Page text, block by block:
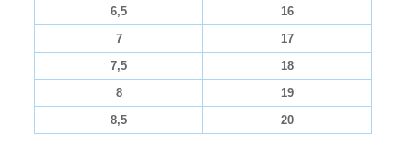
6,5
16
7
17
7,5
18
8
19
8,5
20